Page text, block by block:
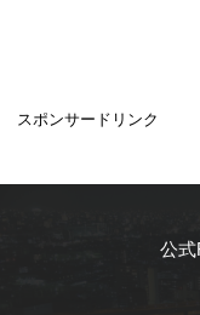
スポンサードリンク
公式